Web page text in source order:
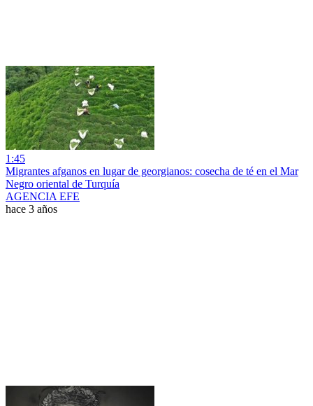
1:45
Migrantes afganos en lugar de georgianos: cosecha de té en el Mar
Negro oriental de Turquía
AGENCIA EFE
hace 3 años